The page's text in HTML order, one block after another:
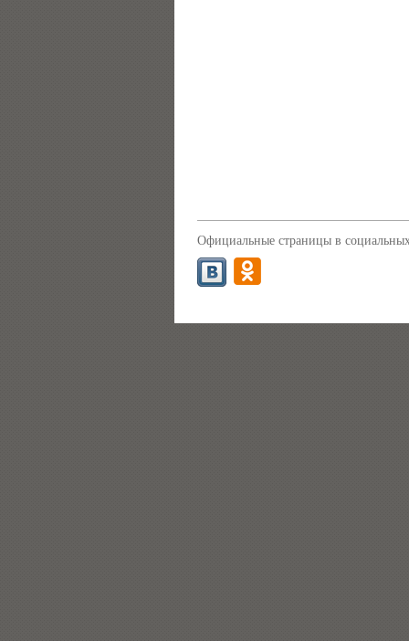
Официальные страницы в социальных